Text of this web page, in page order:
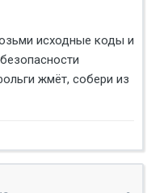
исходные коды и
жмёт, собери из